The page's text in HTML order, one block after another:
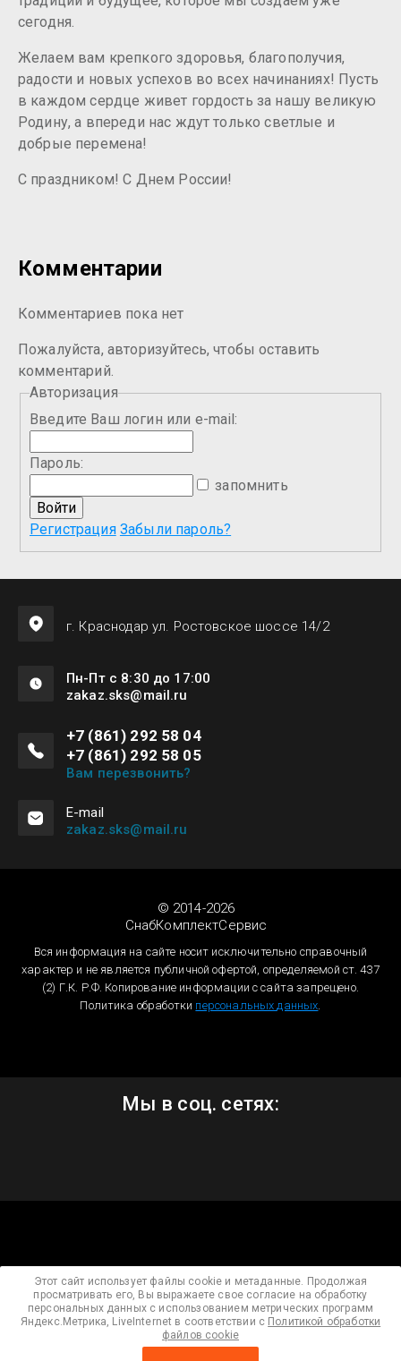
сегодня.
Желаем вам крепкого здоровья, благополучия,
радости и новых успехов во всех начинаниях! Пусть
в каждом сердце живет гордость за нашу великую
Родину, а впереди нас ждут только светлые и
добрые перемена!
С праздником! С Днем России!
Комментарии
Комментариев пока нет
Пожалуйста, авторизуйтесь, чтобы оставить
комментарий.
Авторизация
Введите Ваш логин или e-mail:
Пароль:
запомнить
Регистрация Забыли пароль?
г. Краснодар ул. Ростовское шоссе 14/2
Пн-Пт с 8:30 до 17:00
zakaz.sks@mail.ru
+7 (861) 292 58 04
+7 (861) 292 58 05
Вам перезвонить?
Е-mail
zakaz.sks@mail.ru
© 2014-2026
СнабКомплектСервис
Вся информация на сайте носит исключительно справочный
характер и не является публичной офертой, определяемой ст. 437
(2) Г.К. Р.Ф. Копирование информации с сайта запрещено.
Политика обработки персональных данных.
Мы в соц. сетях:
Мегагрупп.ру
Этот сайт использует файлы cookie и метаданные. Продолжая
просматривать его, Вы выражаете свое согласие на обработку
персональных данных с использованием метрических программ
Яндекс.Метрика, LiveInternet в соответствии с Политикой обработки
файлов cookie